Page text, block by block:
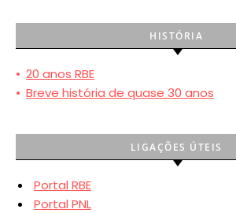
HISTÓRIA
• 20 anos RBE
• Breve história de quase 30 anos
LIGAÇÕES ÚTEIS
Portal RBE
Portal PNL